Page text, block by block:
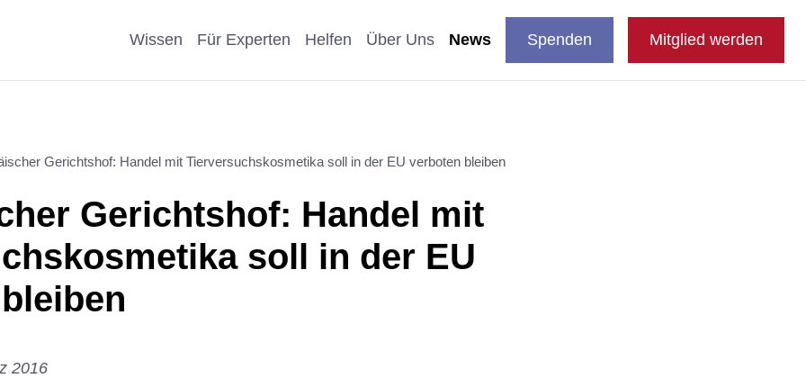
auswählen
DE
Wissen
Pro & Contra
Wissenschaftliche Argumente
Nachteile Tierversuche
Stellungnahmen
Kosmetik
Affen, Hunde & Katzen
Schule
Für Experten
Krankheiten
Wissenschaftliche Studien
Sonstige Fachthemen
Helfen
Als Unternehmen helfen
Als Förderer/Förderin
spenden
Vererben
Spenden statt Schenken
Über Uns News Spenden Mitglied werden
Gerichtshof: Handel mit Tierversuchskosmetika soll in der EU verboten bleiben
Gerichtshof: Handel mit
soll in der EU
2016